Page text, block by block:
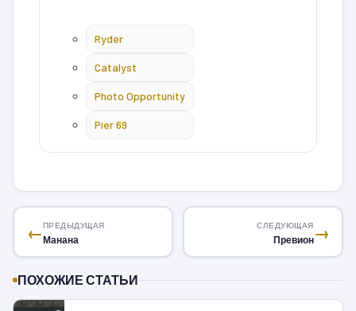
Ryder
Catalyst
Photo Opportunity
Pier 69
←ПРЕДЫДУЩАЯ
Манана →
СЛЕДУЮЩАЯ
Превион
ПОХОЖИЕ СТАТЬИ